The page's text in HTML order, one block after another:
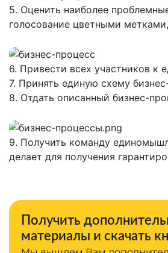
5. Оценить наиболее
голосование цветными
6. Привести всех участников к
7. Принять единую схему
8. Отдать описанный бизнес-
9. Получить команду
делает для получения
Получить
материалы и скачать